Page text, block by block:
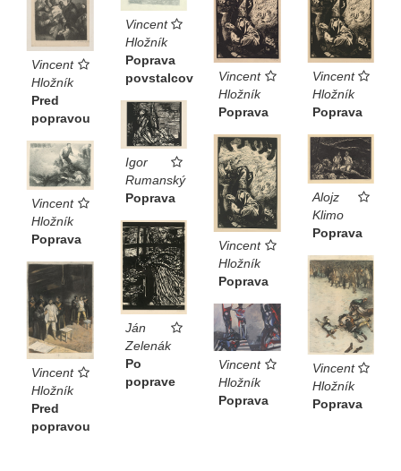
Vincent
Hložník
Pred
popravou
Vincent
Hložník
Poprava
povstalcov
Vincent
Hložník
Poprava
Vincent
Hložník
Poprava
Igor
Rumanský
Poprava
Alojz
Klimo
Poprava
Vincent
Hložník
Poprava
Vincent
Hložník
Poprava
Ján
Zelenák
Po
poprave
Vincent
Hložník
Poprava
Vincent
Hložník
Pred
popravou
Vincent
Hložník
Poprava